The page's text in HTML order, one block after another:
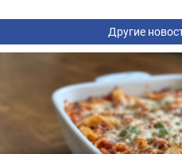
Другие